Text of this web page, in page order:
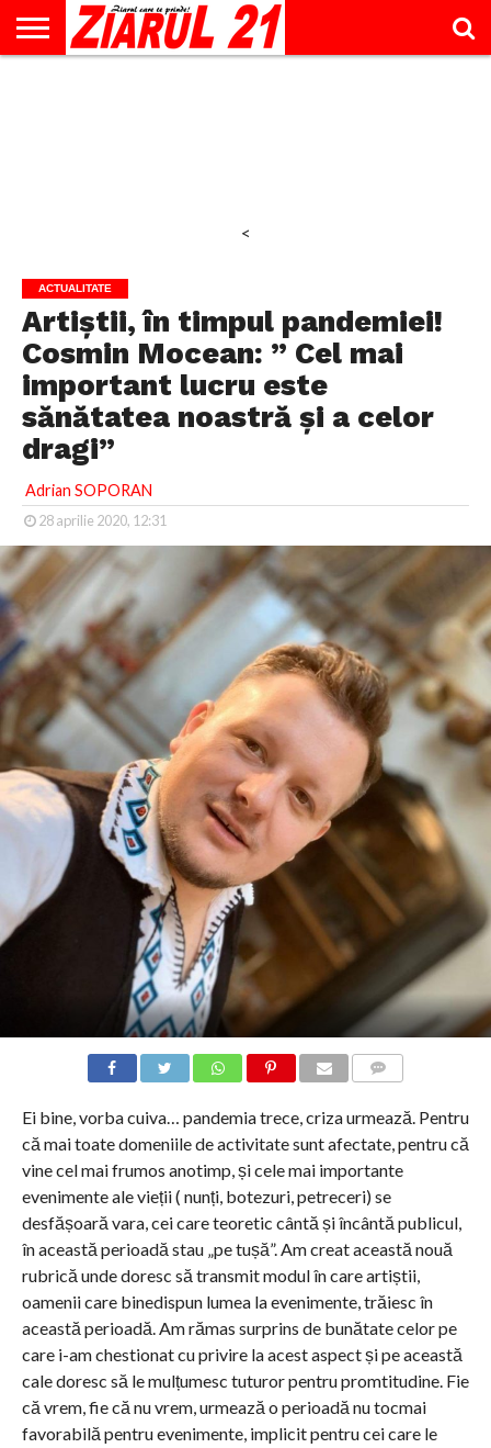
<
ACTUALITATE
Artiștii, în timpul pandemiei!
Cosmin Mocean: ” Cel mai
important lucru este
sănătatea noastră și a celor
dragi”
Adrian SOPORAN
28 aprilie 2020, 12:31
Ei bine, vorba cuiva… pandemia trece, criza urmează. Pentru
că mai toate domeniile de activitate sunt afectate, pentru că
vine cel mai frumos anotimp, și cele mai importante
evenimente ale vieții ( nunți, botezuri, petreceri) se
desfășoară vara, cei care teoretic cântă și încântă publicul,
în această perioadă stau „pe tușă”. Am creat această nouă
rubrică unde doresc să transmit modul în care artiștii,
oamenii care binedispun lumea la evenimente, trăiesc în
această perioadă. Am rămas surprins de bunătate celor pe
care i-am chestionat cu privire la acest aspect și pe această
cale doresc să le mulțumesc tuturor pentru promtitudine. Fie
că vrem, fie că nu vrem, urmează o perioadă nu tocmai
favorabilă pentru evenimente, implicit pentru cei care le